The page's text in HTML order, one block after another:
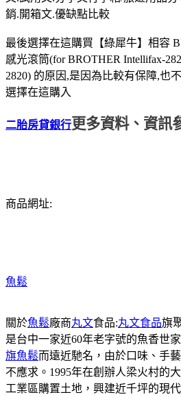
銷.開箱文.優缺點比較
最後選擇在這購買【綠犀牛】相容
感光滾筒(for BROTHER Intellifax-
2820) 的原因,是因為比較有保障,也
選擇在這購入
二胎房貸銀行更多資料、資訊
商品網址:
魚鬆
關於魚鬆廠商丸文食品:丸文食品旗
是台中一家近60年老字號的魚香世
旗魚鬆而遠近馳名，由於口味、手
不應求。1995年在創辦人梁火村的
工業區購置土地，興建近千坪的現